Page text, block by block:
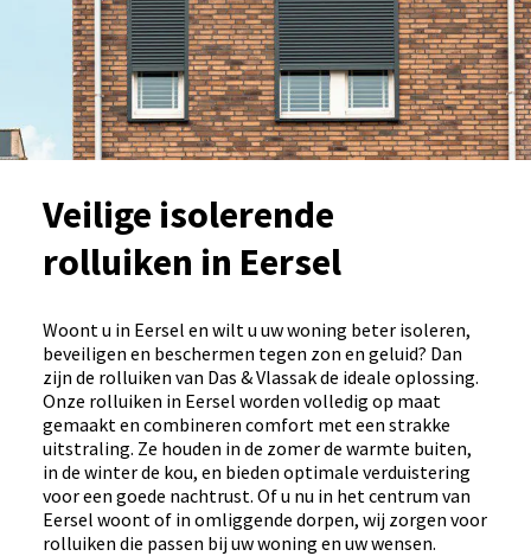
Veilige isolerende
rolluiken in Eersel
Woont u in Eersel en wilt u uw woning beter isoleren,
beveiligen en beschermen tegen zon en geluid? Dan
zijn de rolluiken van Das & Vlassak de ideale oplossing.
Onze rolluiken in Eersel worden volledig op maat
gemaakt en combineren comfort met een strakke
uitstraling. Ze houden in de zomer de warmte buiten,
in de winter de kou, en bieden optimale verduistering
voor een goede nachtrust. Of u nu in het centrum van
Eersel woont of in omliggende dorpen, wij zorgen voor
rolluiken die passen bij uw woning en uw wensen.